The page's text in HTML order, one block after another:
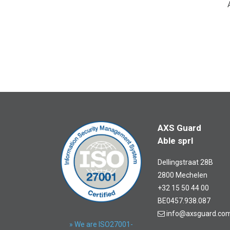
» We are ISO27001-
AXS Guard
Able sprl
Dellingstraat 28B
2800 Mechelen
+32 15 50 44 00
BE0457.938.087